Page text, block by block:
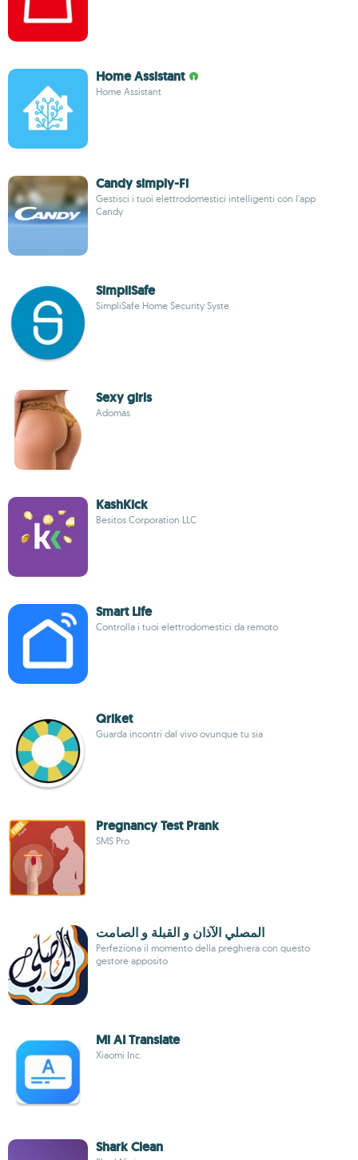
Home Assistant
Home Assistant
Candy simply-Fi
Gestisci i tuoi elettrodomestici intelligenti con l'app
Candy
SimpliSafe
SimpliSafe Home Security Syste
Sexy girls
Adomas
KashKick
Besitos Corporation LLC
Smart Life
Controlla i tuoi elettrodomestici da remoto
Qriket
Guarda incontri dal vivo ovunque tu sia
Pregnancy Test Prank
SMS Pro
المصلي الآذان و القبلة و الصامت
Perfeziona il momento della preghiera con questo
gestore apposito
Mi AI Translate
Xiaomi Inc.
Shark Clean